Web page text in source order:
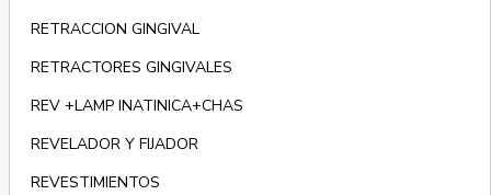
RETRACCION GINGIVAL
RETRACTORES GINGIVALES
REV +LAMP INATINICA+CHAS
REVELADOR Y FIJADOR
REVESTIMIENTOS